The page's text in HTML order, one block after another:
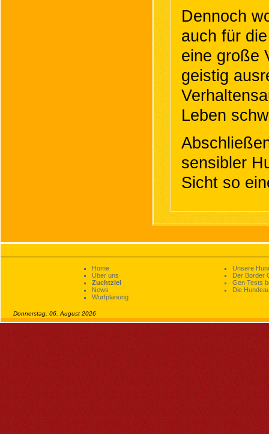
Dennoch
auch für
eine große
geistig
Leben
sensibler
Sicht so
Home
Über uns
Zuchtziel
News
Wurfplanung
Unsere
Der Border
Gen Tests
Die
Donnerstag, 06. August 2026